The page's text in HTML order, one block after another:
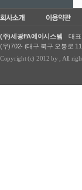
(주)세광FA에이시스템 대
(우)702- (대구 북구 오봉로
Copyright (c) 2012 by
, All